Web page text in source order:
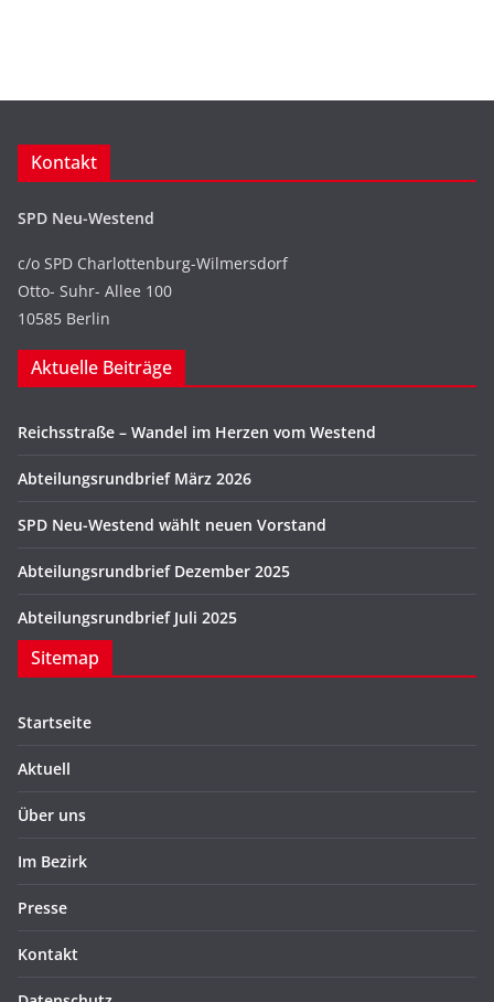
Kontakt
SPD Neu-Westend
c/o SPD Charlottenburg-Wilmersdorf
Otto- Suhr- Allee 100
10585 Berlin
Aktuelle Beiträge
Reichsstraße – Wandel im Herzen vom Westend
Abteilungsrundbrief März 2026
SPD Neu-Westend wählt neuen Vorstand
Abteilungsrundbrief Dezember 2025
Abteilungsrundbrief Juli 2025
Sitemap
Startseite
Aktuell
Über uns
Im Bezirk
Presse
Kontakt